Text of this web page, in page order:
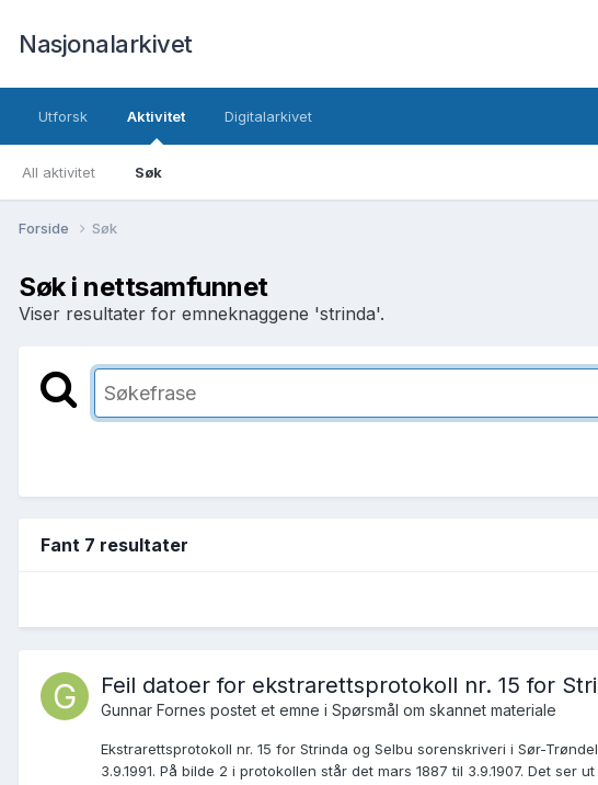
Nasjonalarkivet
Utforsk Aktivitet
All aktivitet Søk
Digitalarkivet
Forside Søk
Søk i nettsamfunnet
Viser resultater for emneknaggene 'strinda'.
Fant 7 resultater
Feil datoer for ekstrarettsprotokoll nr. 15 for
Gunnar Fornes postet et emne i Spørsmål om skannet materiale
Ekstrarettsprotokoll nr. 15 for Strinda og Selbu sorenskriveri i Sør-
3.9.1991. På bilde 2 i protokollen står det mars 1887 til 3.9.1907. Det ser